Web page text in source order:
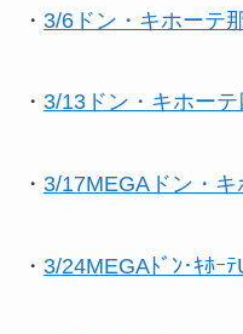
・ 3/6ドン・キホーテ
・ 3/13ドン・キホー
・ 3/17MEGAドン・
・ 3/24MEGAﾄﾞﾝ･ｷﾎｰ